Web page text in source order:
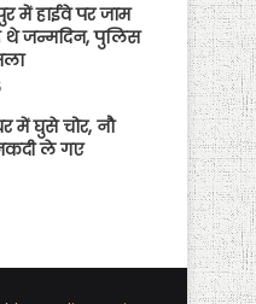
में हाईवे पर जाम
थे जन्मदिन, पुलिस
घुसे चोर, नौ
ले गए